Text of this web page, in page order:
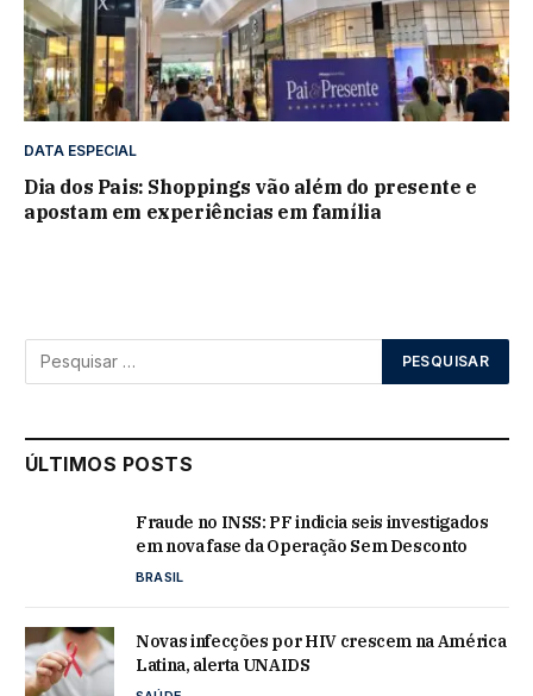
DATA ESPECIAL
Dia dos Pais: Shoppings vão além do presente e
apostam em experiências em família
ÚLTIMOS POSTS
Fraude no INSS: PF indicia seis investigados
em nova fase da Operação Sem Desconto
BRASIL
Novas infecções por HIV crescem na América
Latina, alerta UNAIDS